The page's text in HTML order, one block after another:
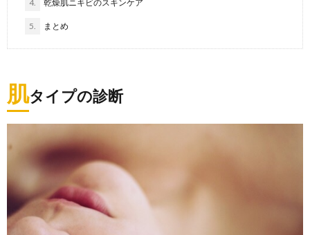
4. 乾燥肌ニキビのスキンケア
5. まとめ
肌タイプの診断